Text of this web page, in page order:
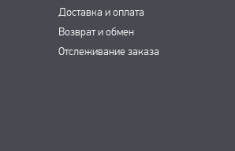
Доставка и оплата
Возврат и обмен
Отслеживание заказа